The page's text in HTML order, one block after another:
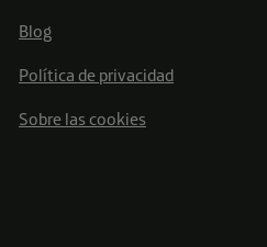
Blog
Política de privacidad
Sobre las cookies